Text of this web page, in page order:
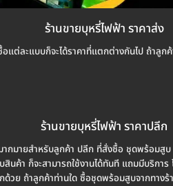
ร้านขายบุหรี่ไฟฟ้า ราคาส่ง
แต่ละแบบก็จะได้ราคาที่แตกต่างกันไป ถ้าลู
ร้านขายบุหรี่ไฟฟ้า ราคาปลีก
กมายสำหรับลูกค้า ปลีก ที่สั่งซื้อ ชุดพร้อมสู
นค้า ก็จะสามารถใช้งานได้ทันที แถมมีบริก
ด้วย ถ้าลูกค้าท่านใด ซื้อชุดพร้อมสูบจากทา